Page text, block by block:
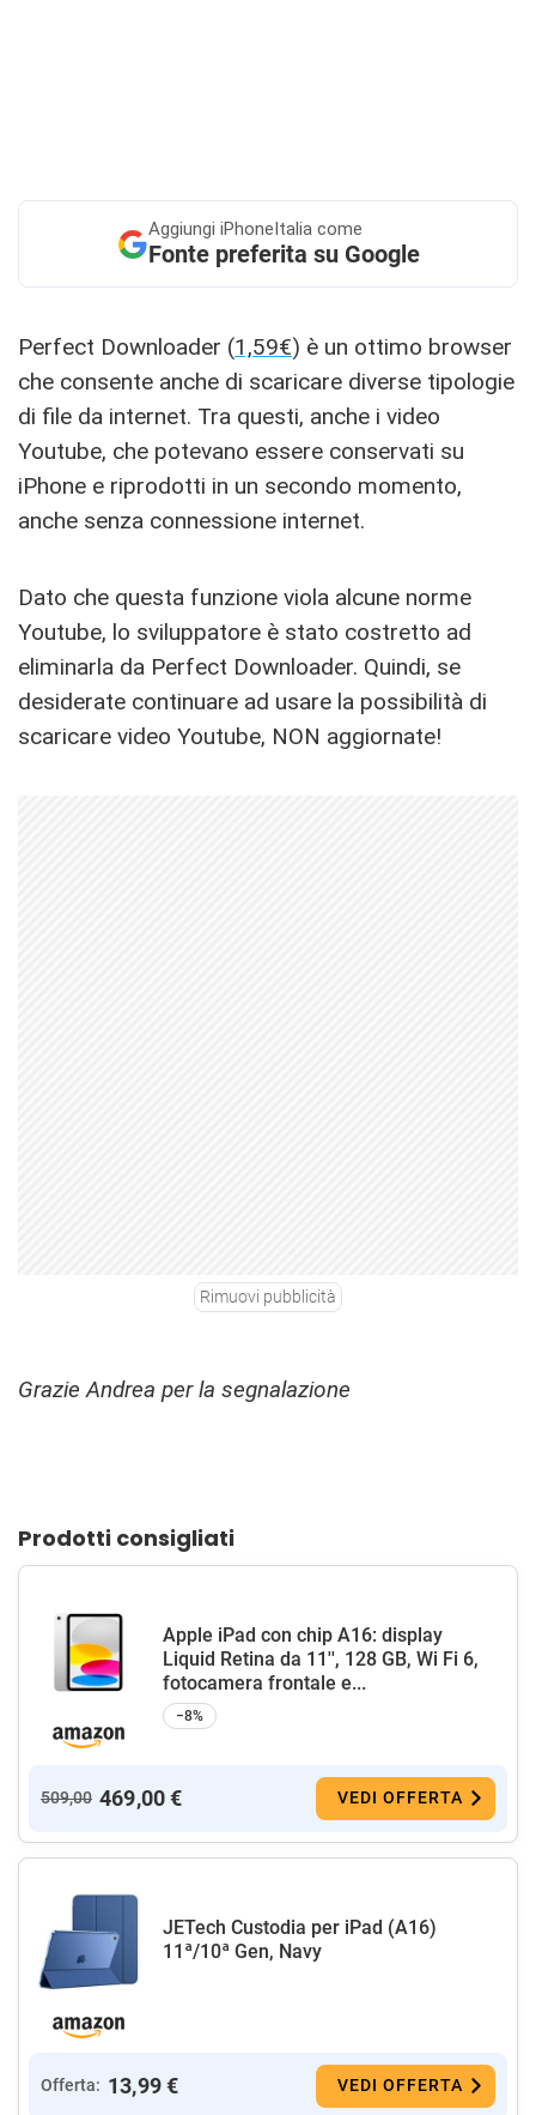
Aggiungi iPhoneItalia come
Fonte preferita su Google
Perfect Downloader (1,59€) è un ottimo browser
che consente anche di scaricare diverse tipologie
di file da internet. Tra questi, anche i video
Youtube, che potevano essere conservati su
iPhone e riprodotti in un secondo momento,
anche senza connessione internet.
Dato che questa funzione viola alcune norme
Youtube, lo sviluppatore è stato costretto ad
eliminarla da Perfect Downloader. Quindi, se
desiderate continuare ad usare la possibilità di
scaricare video Youtube, NON aggiornate!
Rimuovi pubblicità
Grazie Andrea per la segnalazione
Prodotti consigliati
Apple iPad con chip A16: display
Liquid Retina da 11'', 128 GB, Wi Fi 6,
fotocamera frontale e...
−8%
509,00 469,00 € VEDI OFFERTA
JETech Custodia per iPad (A16)
11ª/10ª Gen, Navy
Offerta: 13,99 € VEDI OFFERTA